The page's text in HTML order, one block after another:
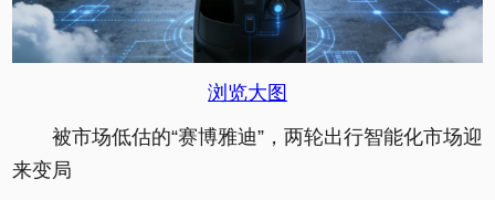
浏览大图
被市场低估的“赛博雅迪”，两轮出行智能化市场迎
来变局